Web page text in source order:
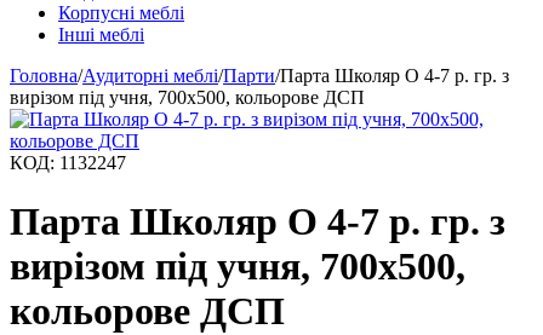
Корпусні меблі
Інші меблі
Головна/Аудиторні меблі/Парти/Парта Школяр О 4-7 р. гр. з
вирізом під учня, 700x500, кольорове ДСП
КОД: 1132247
Парта Школяр О 4-7 р. гр. з
вирізом під учня, 700x500,
кольорове ДСП